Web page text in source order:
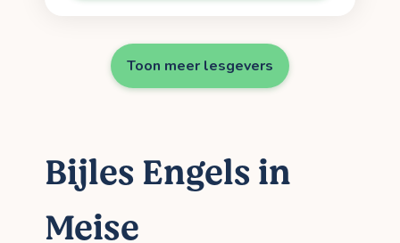
Toon meer lesgevers
Bijles Engels in
Meise